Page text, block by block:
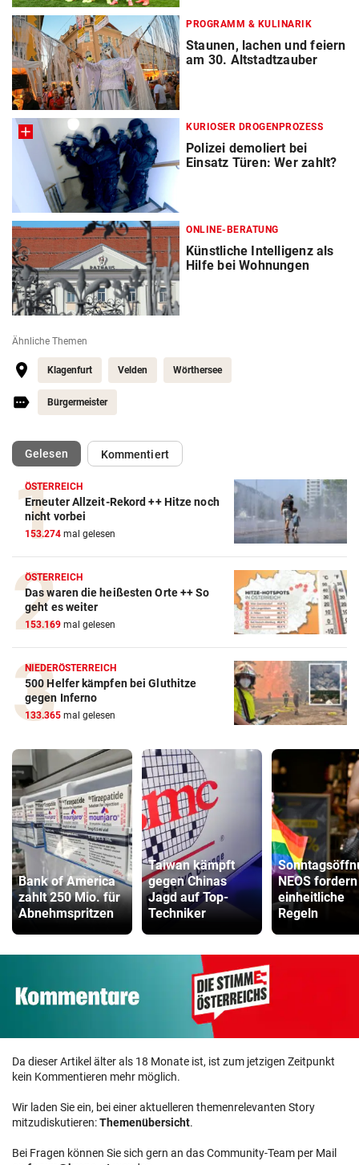
PROGRAMM & KULINARIK
Staunen, lachen und feiern
am 30. Altstadtzauber
KURIOSER DROGENPROZESS
Polizei demoliert bei
Einsatz Türen: Wer zahlt?
ONLINE-BERATUNG
Künstliche Intelligenz als
Hilfe bei Wohnungen
Ähnliche Themen
Klagenfurt Velden Wörthersee
Bürgermeister
Gelesen(ausgewählt)Kommentiert
ÖSTERREICH
Erneuter Allzeit-Rekord ++ Hitze noch
nicht vorbei
153.274 mal gelesen
ÖSTERREICH
Das waren die heißesten Orte ++ So
geht es weiter
153.169 mal gelesen
NIEDERÖSTERREICH
500 Helfer kämpfen bei Gluthitze
gegen Inferno
133.365 mal gelesen
Bank of America
zahlt 250 Mio. für
Abnehmspritzen
Taiwan kämpft
gegen Chinas
Jagd auf Top-
Techniker
NEOS fordern
einheitliche
Regeln
Da dieser Artikel älter als 18 Monate ist, ist zum jetzigen Zeitpunkt
kein Kommentieren mehr möglich.
Wir laden Sie ein, bei einer aktuelleren themenrelevanten Story
mitzudiskutieren:Themenübersicht.
Bei Fragen können Sie sich gern an das Community-Team per Mail